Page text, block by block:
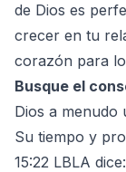
de Dios es
crecer en tu
corazón para
Busque el
Dios a
Su tiempo y
15:22 LBLA